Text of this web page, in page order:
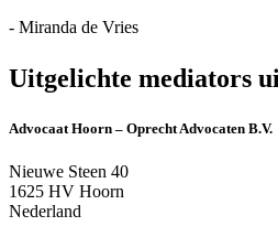
- Miranda de Vries
Uitgelichte mediators
Advocaat Hoorn – Oprecht Advocaten B.V.
Nieuwe Steen 40
1625 HV Hoorn
Nederland